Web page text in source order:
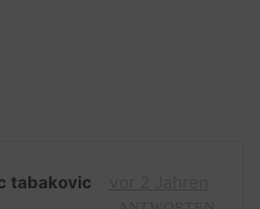
tabakovic